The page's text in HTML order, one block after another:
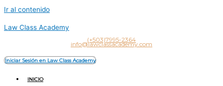
Ir al contenido
Law Class Academy
(+503)7995-2364
info@lawclassacademy.com
Iniciar Sesión en Law Class Academy
INICIO